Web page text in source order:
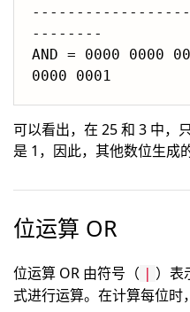
--------
AND = 0000 0000
可以看出，在 25 和 3 中，
是 1，因此，其他数位生成
位运算 OR
位运算 OR 由符号（ | ）表
式进行运算。在计算每位时